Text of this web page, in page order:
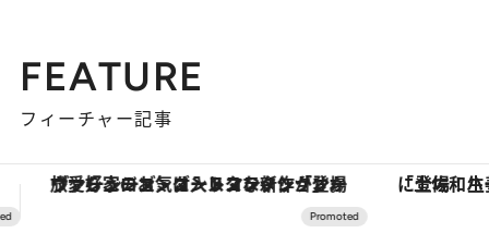
FEATURE
フィーチャー記事
「土佐和ハーブかき氷」がOMO7高知に登場！生姜、山椒、大葉など目にも舌にも涼を呼ぶ郷土の味